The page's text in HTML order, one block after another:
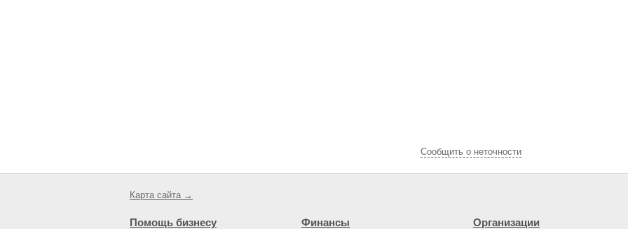
Cообщить о неточности
Карта сайта →
Помощь бизнесу Финансы Организации